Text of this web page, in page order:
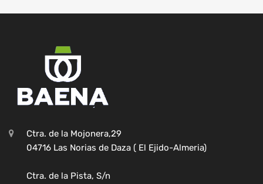
Ctra. de la Mojonera,29
04716 Las Norias de Daza ( El Ejido-Almeria)
Ctra. de la Pista, S/n